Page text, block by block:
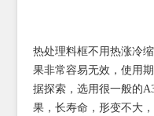
热处理料框不用热涨冷
果非常容易无效，使用
据探索，选用很一般的
果，长寿命，形变不大，